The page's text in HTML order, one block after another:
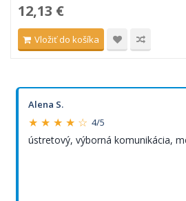
12,13 €
Vložiť do košíka
Alena S.
★ ★ ★ ★ ☆ 4/5
ústretový, výborná komunikácia,